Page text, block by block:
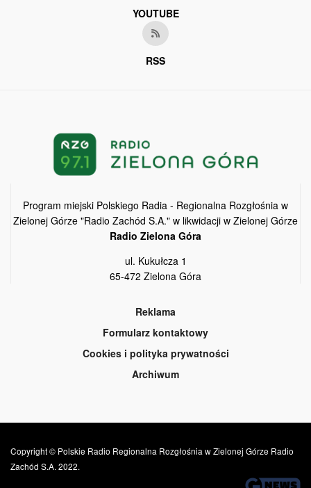
YOUTUBE
RSS
Program miejski Polskiego Radia - Regionalna Rozgłośnia w
Zielonej Górze "Radio Zachód S.A." w likwidacji w Zielonej Górze
Radio Zielona Góra
ul. Kukułcza 1
65-472 Zielona Góra
Reklama
Formularz kontaktowy
Cookies i polityka prywatności
Archiwum
Copyright © Polskie Radio Regionalna Rozgłośnia w Zielonej Górze Radio
Zachód S.A. 2022.